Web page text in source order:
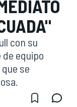
con su
equipo
se